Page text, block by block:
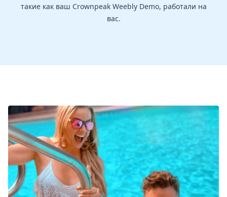
такие как ваш Crownpeak Weebly Demo, работали на
вас.